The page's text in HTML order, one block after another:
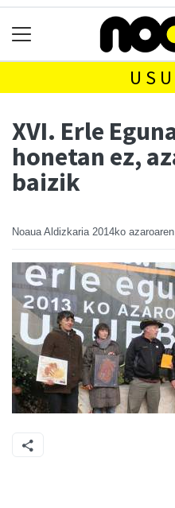
XVI. Erle
honetan ez,
baizik
Noaua Aldizkaria 2014ko